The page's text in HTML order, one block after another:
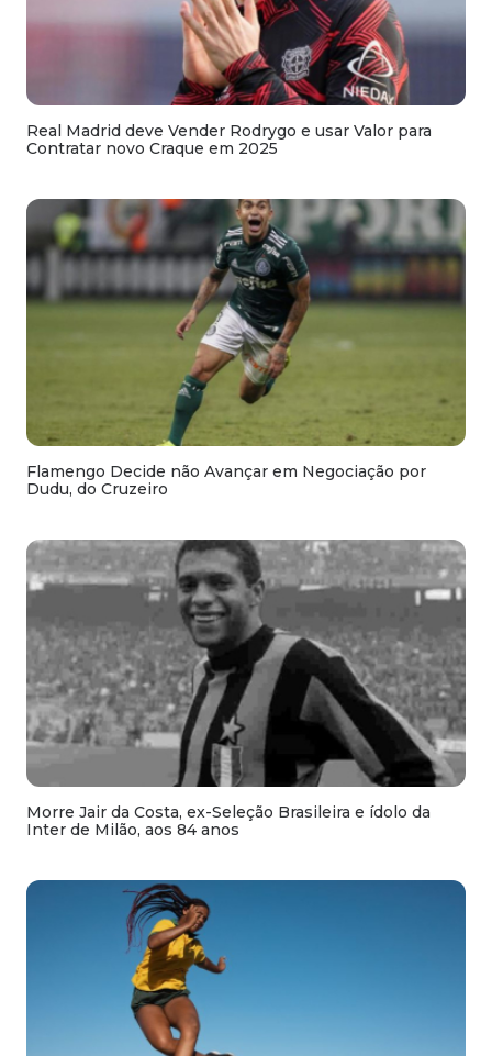
Real Madrid deve Vender Rodrygo e usar Valor para
Contratar novo Craque em 2025
Flamengo Decide não Avançar em Negociação por
Dudu, do Cruzeiro
Morre Jair da Costa, ex-Seleção Brasileira e ídolo da
Inter de Milão, aos 84 anos